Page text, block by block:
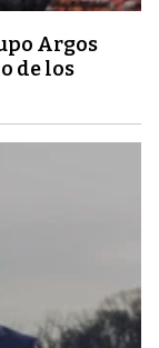
Argos
de los